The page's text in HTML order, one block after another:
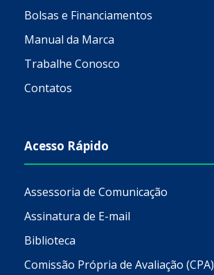
Bolsas e Financiamentos
Manual da Marca
Trabalhe Conosco
Contatos
Acesso Rápido
Assessoria de Comunicação
Assinatura de E-mail
Biblioteca
Comissão Própria de Avaliação (CPA)